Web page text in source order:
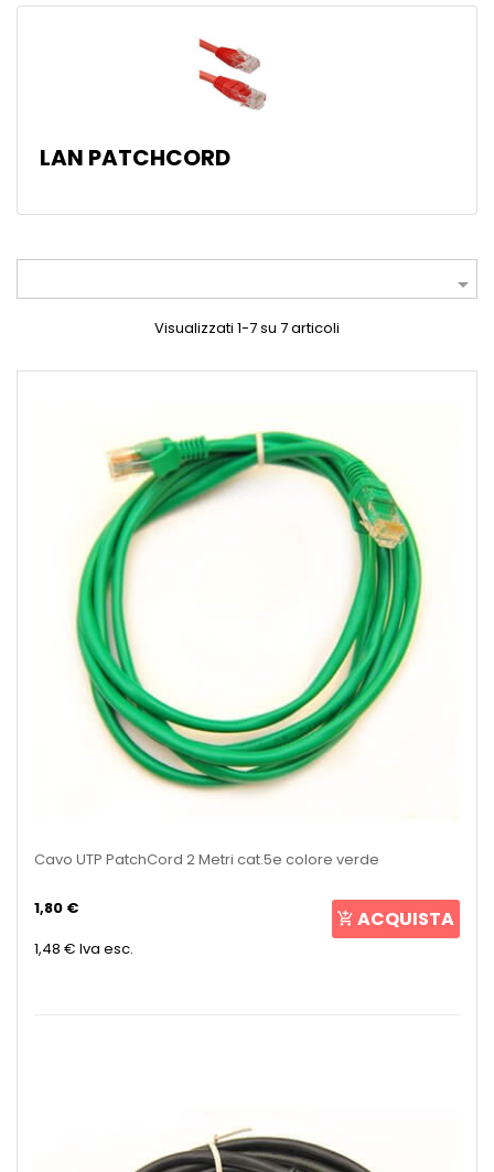
LAN PATCHCORD

Visualizzati 1-7 su 7 articoli
Cavo UTP PatchCord 2 Metri cat.5e colore verde
1,80 €
1,48 € Iva esc.
ACQUISTA